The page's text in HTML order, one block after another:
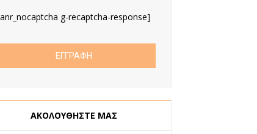
g-recaptcha-response]
ΑΚΟΛΟΥΘΗΣΤΕ ΜΑΣ